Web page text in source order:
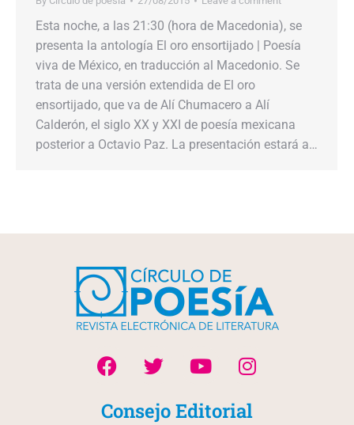
Esta noche, a las 21:30 (hora de Macedonia), se
presenta la antología El oro ensortijado | Poesía
viva de México, en traducción al Macedonio. Se
trata de una versión extendida de El oro
ensortijado, que va de Alí Chumacero a Alí
Calderón, el siglo XX y XXI de poesía mexicana
posterior a Octavio Paz. La presentación estará a…
Consejo Editorial